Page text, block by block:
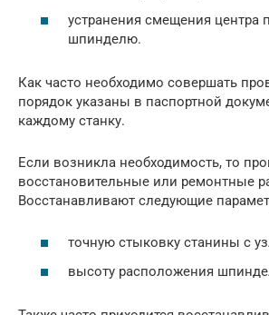
устранения смещения центра
шпинделю.
Как часто необходимо совершать
порядок указаны в паспортной
каждому станку.
Если возникла необходимость, то
восстановительные или ремонтные
Восстанавливают следующие
точную стыковку станины с
высоту расположения